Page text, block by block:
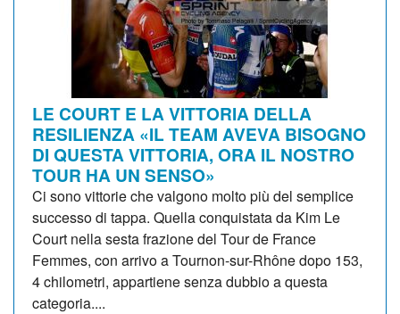
LE COURT E LA VITTORIA DELLA
RESILIENZA «IL TEAM AVEVA BISOGNO
DI QUESTA VITTORIA, ORA IL NOSTRO
TOUR HA UN SENSO»
Ci sono vittorie che valgono molto più del semplice
successo di tappa. Quella conquistata da Kim Le
Court nella sesta frazione del Tour de France
Femmes, con arrivo a Tournon-sur-Rhône dopo 153,
4 chilometri, appartiene senza dubbio a questa
categoria....